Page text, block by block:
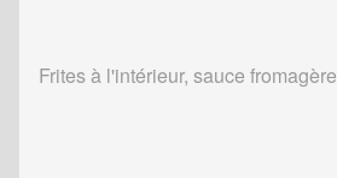
Frites à l'intérieur, sauce fromagère